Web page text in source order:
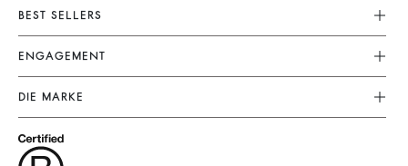
Kundenservice
FAQ
Rücksendungen
Grössentabelle
Nutzungsbedingungen
Rechtliche Hinweise
BEST SELLERS
Kleider
Jumpsuits
Tops & Hemden
Jacken & Mäntel
Pullover & Strickjacken
ENGAGEMENT
Unsere Versprechen
Nachhaltige Kollektionen
Unsere Materialien
DIE MARKE
Barbara & Sharon